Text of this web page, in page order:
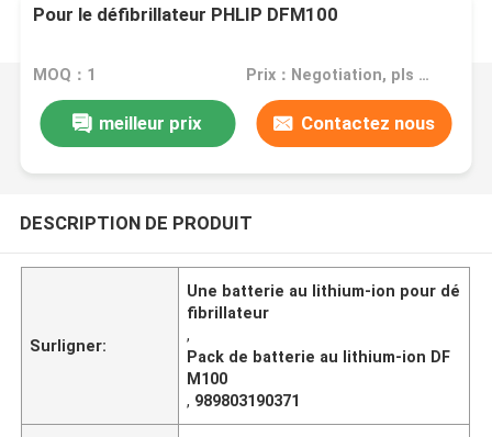
Pour le défibrillateur PHLIP DFM100
MOQ：1 Prix：Negotiation, pls contact me
meilleur prix Contactez nous
DESCRIPTION DE PRODUIT
Surligner:
Une batterie au lithium-ion pour dé
fibrillateur
,
Pack de batterie au lithium-ion DF
M100
, 989803190371